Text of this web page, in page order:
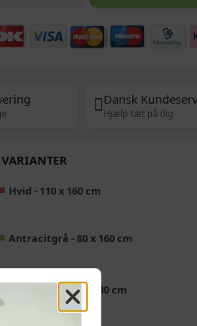
Dansk
Hjælp tæt på dig
Hvid - 110 x 160 cm
Antracitgrå - 80 x 160 cm
Antracitgrå - 60 x 80 cm